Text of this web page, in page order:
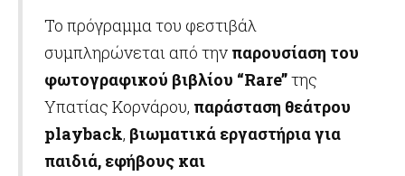
Το πρόγραμμα του φεστιβάλ
συμπληρώνεται από την παρουσίαση του
φωτογραφικού βιβλίου “Rare”της
Υπατίας Κορνάρου, παράσταση θεάτρου
playback, βιωματικά εργαστήρια για
παιδιά, εφήβους και